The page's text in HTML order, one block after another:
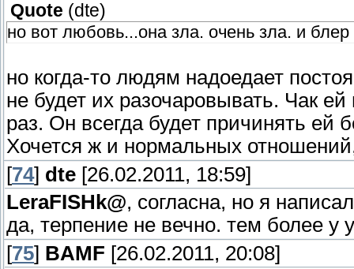
Quote (dte)
но вот любовь...она зла. очень зла. и
но когда-то людям надоедает
не будет их разочаровывать. Чак
раз. Он всегда будет причинять ей
Хочется ж и нормальных
[74] dte [26.02.2011, 18:59]
LeraFISHk@, согласна, но я
да, терпение не вечно. тем более у
[75] BAMF [26.02.2011, 20:08]